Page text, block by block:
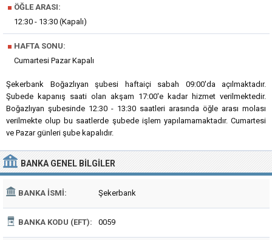
■ ÖĞLE ARASI:
12:30 - 13:30 (Kapalı)
■ HAFTA SONU:
Cumartesi Pazar Kapalı
Şekerbank Boğazlıyan şubesi haftaiçi sabah 09:00'da açılmaktadır.
Şubede kapanış saati olan akşam 17:00'e kadar hizmet verilmektedir.
Boğazlıyan şubesinde 12:30 - 13:30 saatleri arasında öğle arası molası
verilmekte olup bu saatlerde şubede işlem yapılamamaktadır. Cumartesi
ve Pazar günleri şube kapalıdır.
BANKA GENEL BILGILER
BANKA İSMI: Şekerbank
BANKA KODU (EFT): 0059